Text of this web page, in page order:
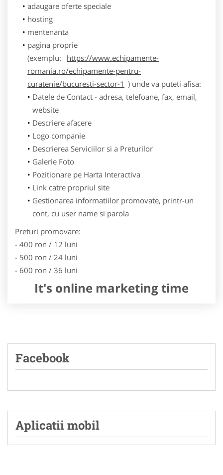
adaugare oferte speciale
hosting
mentenanta
pagina proprie
(exemplu:
https://www.echipamente-
romania.ro/echipamente-pentru-
curatenie/bucuresti-sector-1 ) unde va puteti afisa:
Datele de Contact - adresa, telefoane, fax, email,
website
Descriere afacere
Logo companie
Descrierea Serviciilor si a Preturilor
Galerie Foto
Pozitionare pe Harta Interactiva
Link catre propriul site
Gestionarea informatiilor promovate, printr-un
cont, cu user name si parola
Preturi promovare:
- 400 ron / 12 luni
- 500 ron / 24 luni
- 600 ron / 36 luni
It's online marketing time
Facebook
Aplicatii mobil